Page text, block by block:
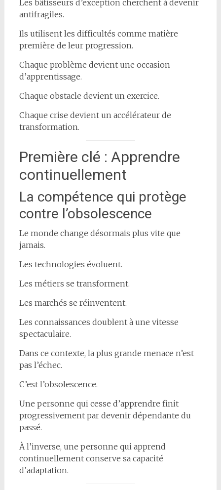
Les bâtisseurs d’exception cherchent à devenir
antifragiles.
Ils utilisent les difficultés comme matière
première de leur progression.
Chaque problème devient une occasion
d’apprentissage.
Chaque obstacle devient un exercice.
Chaque crise devient un accélérateur de
transformation.
Première clé : Apprendre
continuellement
La compétence qui protège
contre l’obsolescence
Le monde change désormais plus vite que
jamais.
Les technologies évoluent.
Les métiers se transforment.
Les marchés se réinventent.
Les connaissances doublent à une vitesse
spectaculaire.
Dans ce contexte, la plus grande menace n’est
pas l’échec.
C’est l’obsolescence.
Une personne qui cesse d’apprendre finit
progressivement par devenir dépendante du
passé.
À l’inverse, une personne qui apprend
continuellement conserve sa capacité
d’adaptation.